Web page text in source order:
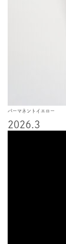
パーマネントイエロー
2026.3